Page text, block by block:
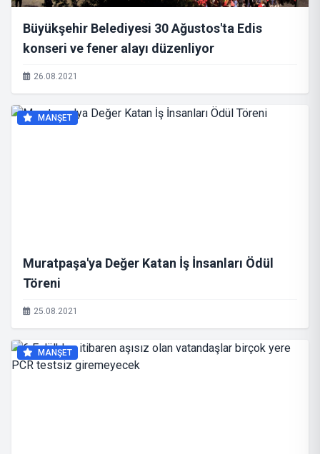
Büyükşehir Belediyesi 30 Ağustos'ta Edis
konseri ve fener alayı düzenliyor
26.08.2021
MANŞET
Muratpaşa'ya Değer Katan İş İnsanları Ödül
Töreni
25.08.2021
MANŞET